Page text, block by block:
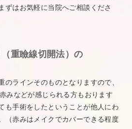
ずはお気軽に当院へご相談くださ
（重瞼線切開法）の
のラインそのものとなりますので、
みなどが感じられる方もおります
も手術をしたということが他人にわ
（赤みはメイクでカバーできる程度